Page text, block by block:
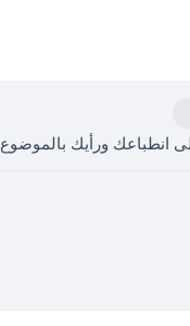
انطباعك ورأيك بالموضوع